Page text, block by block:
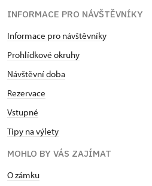
INFORMACE PRO NÁVŠTĚVNÍKY
Informace pro návštěvníky
Prohlídkové okruhy
Návštěvní doba
Rezervace
Vstupné
Tipy na výlety
MOHLO BY VÁS ZAJÍMAT
O zámku